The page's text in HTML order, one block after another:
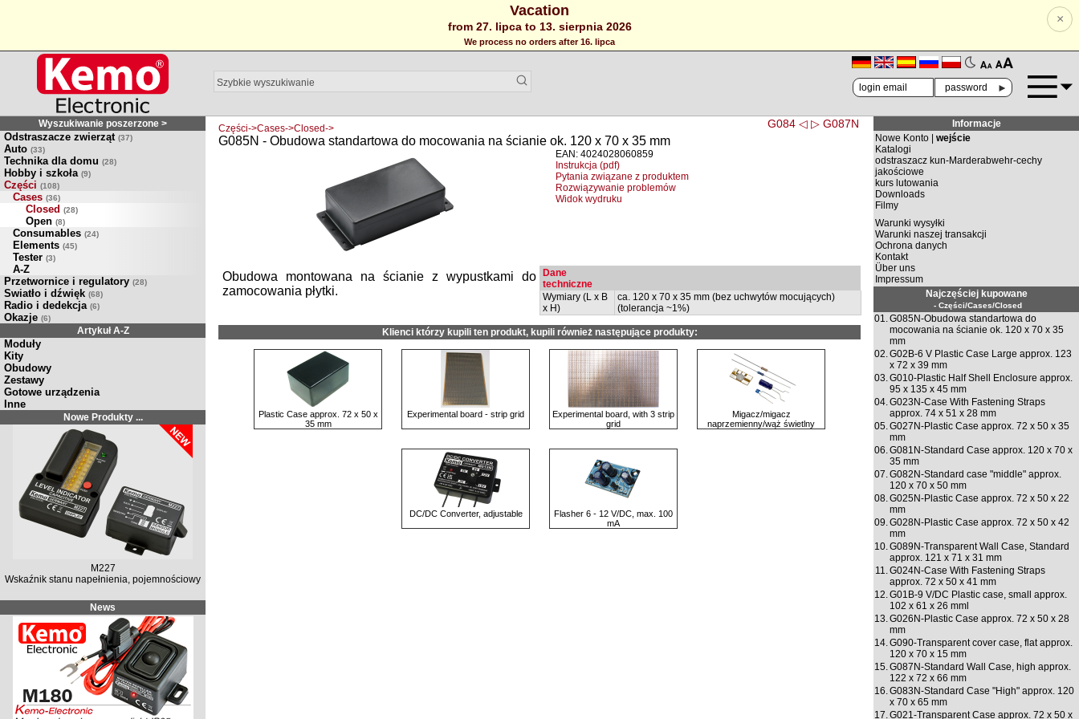
Vacation
from 27. lipca to 13. sierpnia 2026
We process no orders after 16. lipca
×
🗛 🗚
►
Wyszukiwanie poszerzone >
Odstraszacze zwierząt (37)
Auto (33)
Technika dla domu (28)
Hobby i szkoła (9)
Części (108)
Cases (36)
Closed (28)
Open (8)
Consumables (24)
Elements (45)
Tester (3)
A-Z
Przetwornice i regulatory (28)
Swiatło i dźwięk (68)
Radio i dedekcja (6)
Okazje (6)
Artykuł A-Z
Moduły
Kity
Obudowy
Zestawy
Gotowe urządzenia
Inne
Nowe Produkty ...
M227
Wskaźnik stanu napełnienia, pojemnościowy
News
G084 ◁ ▷ G087N
Części->Cases->Closed->
G085N - Obudowa standartowa do mocowania na ścianie ok. 120 x 70 x 35 mm
EAN: 4024028060859
Instrukcja (pdf)
Pytania związane z produktem
Rozwiązywanie problemów
Widok wydruku
Dane
techniczne
Wymiary (L x B
x H)
ca. 120 x 70 x 35 mm (bez uchwytów mocujących)
(tolerancja ~1%)
Obudowa montowana na ścianie z wypustkami do
zamocowania płytki.
Klienci którzy kupili ten produkt, kupili również następujące produkty:
Plastic Case approx. 72 x 50 x
35 mm
Experimental board - strip grid
Experimental board, with 3 strip
grid
Migacz/migacz
naprzemienny/wąż świetlny
DC/DC Converter, adjustable
Flasher 6 - 12 V/DC, max. 100
mA
Informacje
Nowe Konto | wejście
Katalogi
odstraszacz kun-Marderabwehr-cechy
jakościowe
kurs lutowania
Downloads
Filmy
Warunki wysyłki
Warunki naszej transakcji
Ochrona danych
Kontakt
Über uns
Impressum
Najczęściej kupowane
- Części/Cases/Closed
01.G085N-Obudowa standartowa do
mocowania na ścianie ok. 120 x 70 x 35
mm
02.G02B-6 V Plastic Case Large approx. 123
x 72 x 39 mm
03.G010-Plastic Half Shell Enclosure approx.
95 x 135 x 45 mm
04.G023N-Case With Fastening Straps
approx. 74 x 51 x 28 mm
05.G027N-Plastic Case approx. 72 x 50 x 35
mm
06.G081N-Standard Case approx. 120 x 70 x
35 mm
07.G082N-Standard case "middle" approx.
120 x 70 x 50 mm
08.G025N-Plastic Case approx. 72 x 50 x 22
mm
09.G028N-Plastic Case approx. 72 x 50 x 42
mm
10.G089N-Transparent Wall Case, Standard
approx. 121 x 71 x 31 mm
11.G024N-Case With Fastening Straps
approx. 72 x 50 x 41 mm
12.G01B-9 V/DC Plastic case, small approx.
102 x 61 x 26 mml
13.G026N-Plastic Case approx. 72 x 50 x 28
mm
14.G090-Transparent cover case, flat approx.
120 x 70 x 15 mm
15.G087N-Standard Wall Case, high approx.
122 x 72 x 66 mm
16.G083N-Standard Case "High" approx. 120
x 70 x 65 mm
17.G021-Transparent Case approx. 72 x 50 x